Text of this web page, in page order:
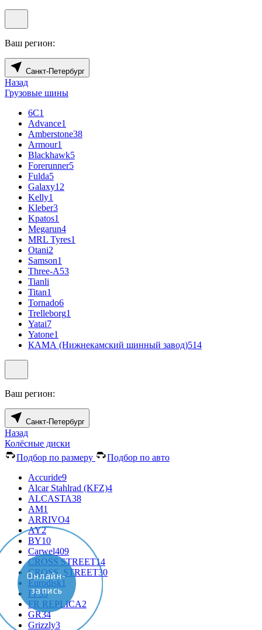
Ваш регион:
Санкт-Петербург
Назад
Грузовые шины
6С1
Advance1
Amberstone38
Armour1
Blackhawk5
Forerunner5
Fulda5
Galaxy12
Kelly1
Kleber3
Kpatos1
Megarun4
MRL Tyres1
Otani2
Samson1
Three-A53
Tianli
Titan1
Tornado6
Trelleborg1
Yatai7
Yatone1
КАМА (Нижнекамский шинный завод)514
Ваш регион:
Санкт-Петербург
Назад
Колёсные диски
Подбор по размеру
Подбор по авто
Accuride9
Alcar Stahlrad (KFZ)4
ALCASTA38
AM1
ARRIVO4
AY2
BY10
Carwel409
CROSS STREET14
CROSS_STREET30
Eurodisk1
FF33
FR REPLICA2
GR34
Grizzly3
Онлайн-
запись